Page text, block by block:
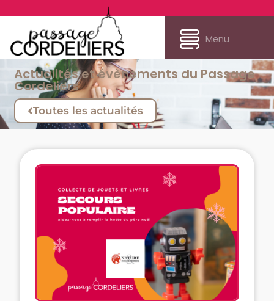
Menu
Actualités et évènements du Passage
Cordeliers
Toutes les actualités